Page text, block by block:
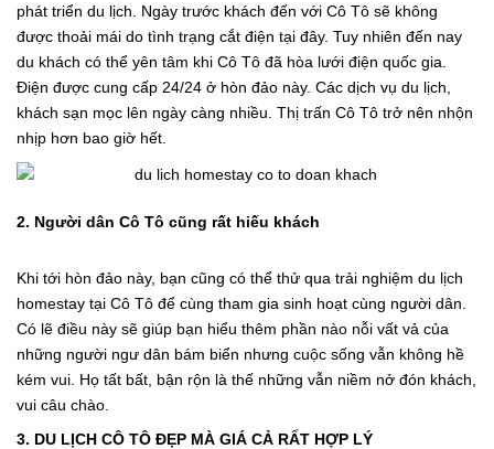
phát triển du lịch. Ngày trước khách đến với Cô Tô sẽ không
được thoải mái do tình trạng cắt điện tại đây. Tuy nhiên đến nay
du khách có thể yên tâm khi Cô Tô đã hòa lưới điện quốc gia.
Điện được cung cấp 24/24 ở hòn đảo này. Các dịch vụ du lịch,
khách sạn mọc lên ngày càng nhiều. Thị trấn Cô Tô trở nên nhộn
nhịp hơn bao giờ hết.
2. Người dân Cô Tô cũng rất hiếu khách
Khi tới hòn đảo này, bạn cũng có thể thử qua trải nghiệm du lịch
homestay tại Cô Tô để cùng tham gia sinh hoạt cùng người dân.
Có lẽ điều này sẽ giúp bạn hiểu thêm phần nào nỗi vất vả của
những người ngư dân bám biển nhưng cuộc sống vẫn không hề
kém vui. Họ tất bất, bận rộn là thế những vẫn niềm nở đón khách,
vui câu chào.
3. DU LỊCH CÔ TÔ ĐẸP MÀ GIÁ CẢ RẤT HỢP LÝ